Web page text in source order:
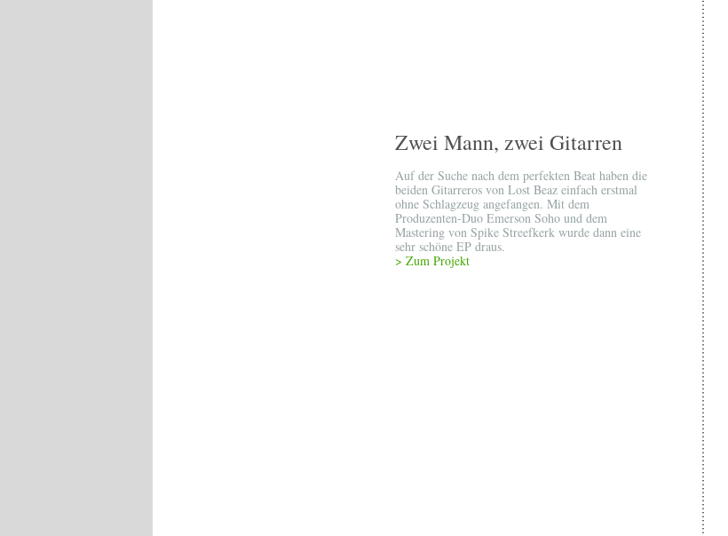
Zwei Mann, zwei Gitarren
Auf der Suche nach dem perfekten Beat haben die
beiden Gitarreros von Lost Beaz einfach erstmal
ohne Schlagzeug angefangen. Mit dem
Produzenten-Duo Emerson Soho und dem
Mastering von Spike Streefkerk wurde dann eine
sehr schöne EP draus.
> Zum Projekt